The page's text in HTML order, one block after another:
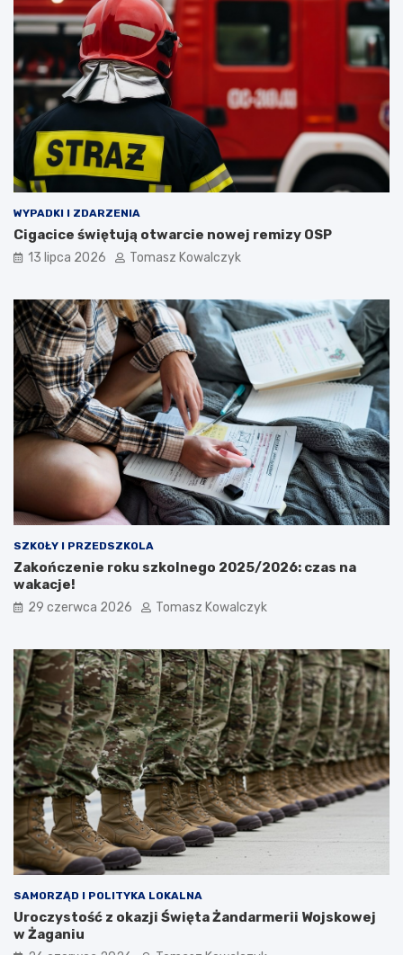
WYPADKI I ZDARZENIA
Cigacice świętują otwarcie nowej remizy OSP
13 lipca 2026 Tomasz Kowalczyk
SZKOŁY I PRZEDSZKOLA
Zakończenie roku szkolnego 2025/2026: czas na
wakacje!
29 czerwca 2026 Tomasz Kowalczyk
SAMORZĄD I POLITYKA LOKALNA
Uroczystość z okazji Święta Żandarmerii Wojskowej
w Żaganiu